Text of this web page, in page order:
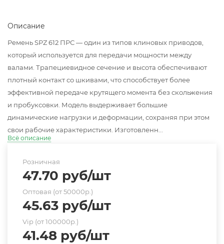
Описание
Ремень SPZ 612 ПРС — один из типов клиновых приводов,
который используется для передачи мощности между
валами. Трапециевидное сечение и высота обеспечивают
плотный контакт со шкивами, что способствует более
эффективной передаче крутящего момента без скольжения
и пробуксовки. Модель выдерживает большие
динамические нагрузки и деформации, сохраняя при этом
свои рабочие характеристики. Изготовленн...
Всё описание
Розничная
47.70 руб/шт
Оптовая (от 50000р.)
45.63 руб/шт
Vip (от 100000р.)
41.48 руб/шт